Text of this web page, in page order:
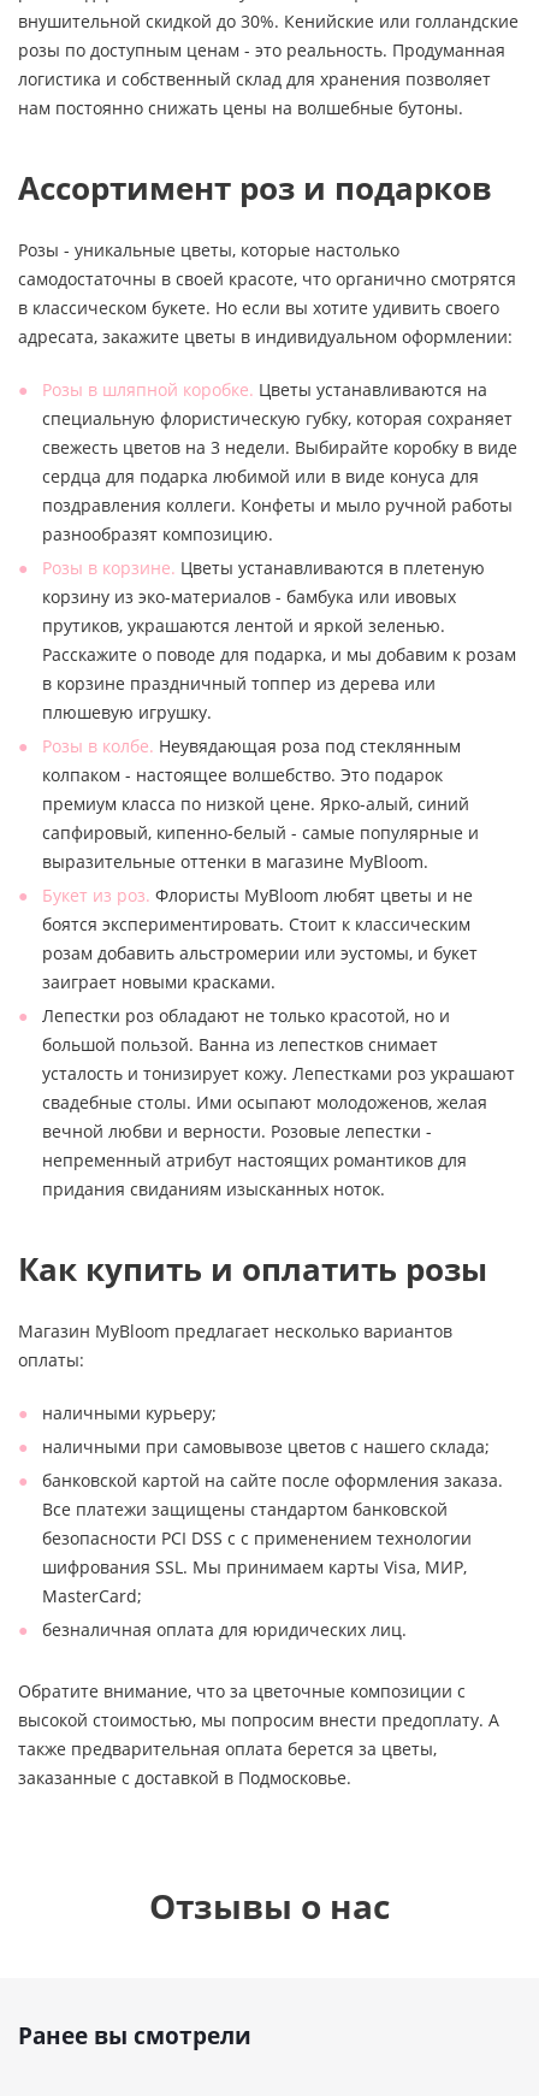
внушительной скидкой до 30%. Кенийские или голландские
розы по доступным ценам - это реальность. Продуманная
логистика и собственный склад для хранения позволяет
нам постоянно снижать цены на волшебные бутоны.
Ассортимент роз и подарков
Розы - уникальные цветы, которые настолько
самодостаточны в своей красоте, что органично смотрятся
в классическом букете. Но если вы хотите удивить своего
адресата, закажите цветы в индивидуальном оформлении:
Розы в шляпной коробке. Цветы устанавливаются на
специальную флористическую губку, которая сохраняет
свежесть цветов на 3 недели. Выбирайте коробку в виде
сердца для подарка любимой или в виде конуса для
поздравления коллеги. Конфеты и мыло ручной работы
разнообразят композицию.
Розы в корзине. Цветы устанавливаются в плетеную
корзину из эко-материалов - бамбука или ивовых
прутиков, украшаются лентой и яркой зеленью.
Расскажите о поводе для подарка, и мы добавим к розам
в корзине праздничный топпер из дерева или
плюшевую игрушку.
Розы в колбе. Неувядающая роза под стеклянным
колпаком - настоящее волшебство. Это подарок
премиум класса по низкой цене. Ярко-алый, синий
сапфировый, кипенно-белый - самые популярные и
выразительные оттенки в магазине MyBloom.
Букет из роз. Флористы MyBloom любят цветы и не
боятся экспериментировать. Стоит к классическим
розам добавить альстромерии или эустомы, и букет
заиграет новыми красками.
Лепестки роз обладают не только красотой, но и
большой пользой. Ванна из лепестков снимает
усталость и тонизирует кожу. Лепестками роз украшают
свадебные столы. Ими осыпают молодоженов, желая
вечной любви и верности. Розовые лепестки -
непременный атрибут настоящих романтиков для
придания свиданиям изысканных ноток.
Как купить и оплатить розы
Магазин MyBloom предлагает несколько вариантов
оплаты:
наличными курьеру;
наличными при самовывозе цветов с нашего склада;
банковской картой на сайте после оформления заказа.
Все платежи защищены стандартом банковской
безопасности PCI DSS с с применением технологии
шифрования SSL. Мы принимаем карты Visa, МИР,
MasterCard;
безналичная оплата для юридических лиц.
Обратите внимание, что за цветочные композиции с
высокой стоимостью, мы попросим внести предоплату. А
также предварительная оплата берется за цветы,
заказанные с доставкой в Подмосковье.
Отзывы о нас
Ранее вы смотрели